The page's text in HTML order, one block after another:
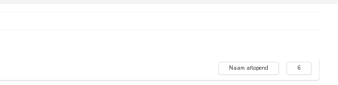
Naam aflopend 6